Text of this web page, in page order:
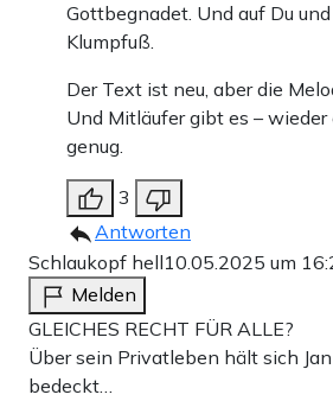
Gottbegnadet. Und auf Du
Klumpfuß.
Der Text ist neu, aber die
Und Mitläufer gibt es – wieder
genug.
3
Antworten
Schlaukopf hell10.05.2025 um
Melden
GLEICHES RECHT FÜR ALLE?
Über sein Privatleben hält sich
bedeckt…